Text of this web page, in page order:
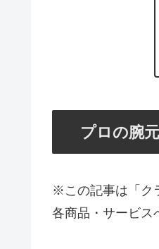
プロの腕
※この記事は「ク
各商品・サービス